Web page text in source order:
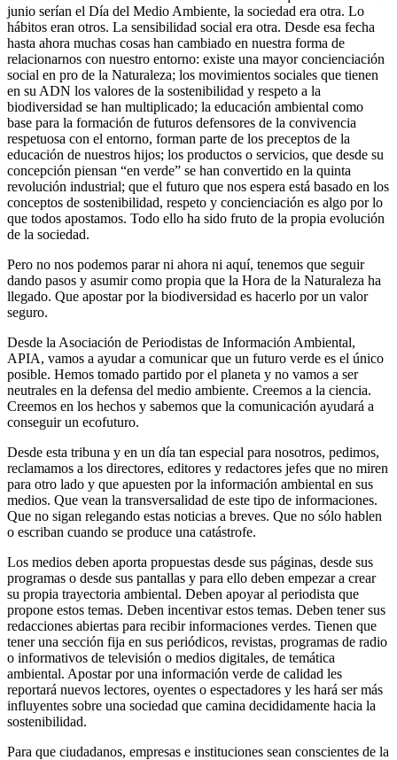
junio serían el Día del Medio Ambiente, la sociedad era otra. Lo
hábitos eran otros. La sensibilidad social era otra. Desde esa fecha
hasta ahora muchas cosas han cambiado en nuestra forma de
relacionarnos con nuestro entorno: existe una mayor concienciación
social en pro de la Naturaleza; los movimientos sociales que tienen
en su ADN los valores de la sostenibilidad y respeto a la
biodiversidad se han multiplicado; la educación ambiental como
base para la formación de futuros defensores de la convivencia
respetuosa con el entorno, forman parte de los preceptos de la
educación de nuestros hijos; los productos o servicios, que desde su
concepción piensan “en verde” se han convertido en la quinta
revolución industrial; que el futuro que nos espera está basado en los
conceptos de sostenibilidad, respeto y concienciación es algo por lo
que todos apostamos. Todo ello ha sido fruto de la propia evolución
de la sociedad.
Pero no nos podemos parar ni ahora ni aquí, tenemos que seguir
dando pasos y asumir como propia que la Hora de la Naturaleza ha
llegado. Que apostar por la biodiversidad es hacerlo por un valor
seguro.
Desde la Asociación de Periodistas de Información Ambiental,
APIA, vamos a ayudar a comunicar que un futuro verde es el único
posible. Hemos tomado partido por el planeta y no vamos a ser
neutrales en la defensa del medio ambiente. Creemos a la ciencia.
Creemos en los hechos y sabemos que la comunicación ayudará a
conseguir un ecofuturo.
Desde esta tribuna y en un día tan especial para nosotros, pedimos,
reclamamos a los directores, editores y redactores jefes que no miren
para otro lado y que apuesten por la información ambiental en sus
medios. Que vean la transversalidad de este tipo de informaciones.
Que no sigan relegando estas noticias a breves. Que no sólo hablen
o escriban cuando se produce una catástrofe.
Los medios deben aporta propuestas desde sus páginas, desde sus
programas o desde sus pantallas y para ello deben empezar a crear
su propia trayectoria ambiental. Deben apoyar al periodista que
propone estos temas. Deben incentivar estos temas. Deben tener sus
redacciones abiertas para recibir informaciones verdes. Tienen que
tener una sección fija en sus periódicos, revistas, programas de radio
o informativos de televisión o medios digitales, de temática
ambiental. Apostar por una información verde de calidad les
reportará nuevos lectores, oyentes o espectadores y les hará ser más
influyentes sobre una sociedad que camina decididamente hacia la
sostenibilidad.
Para que ciudadanos, empresas e instituciones sean conscientes de la